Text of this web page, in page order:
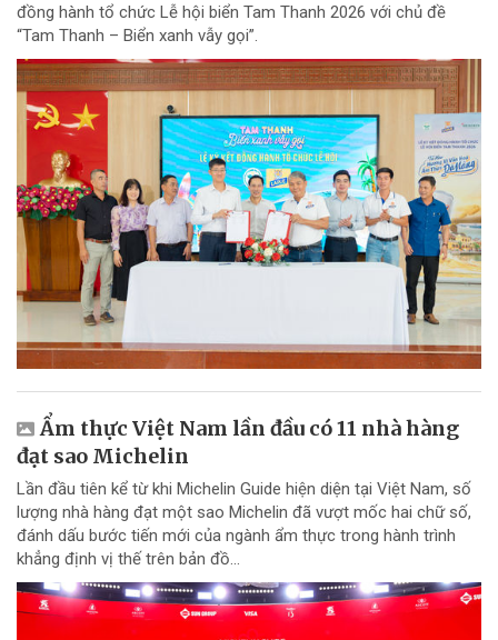
đồng hành tổ chức Lễ hội biển Tam Thanh 2026 với chủ đề
“Tam Thanh – Biển xanh vẫy gọi”.
Ẩm thực Việt Nam lần đầu có 11 nhà hàng
đạt sao Michelin
Lần đầu tiên kể từ khi Michelin Guide hiện diện tại Việt Nam, số
lượng nhà hàng đạt một sao Michelin đã vượt mốc hai chữ số,
đánh dấu bước tiến mới của ngành ẩm thực trong hành trình
khẳng định vị thế trên bản đồ...